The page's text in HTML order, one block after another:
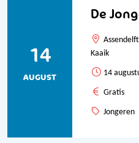
De
14
AUGUST
Kaaik
14
Gratis
Jongeren